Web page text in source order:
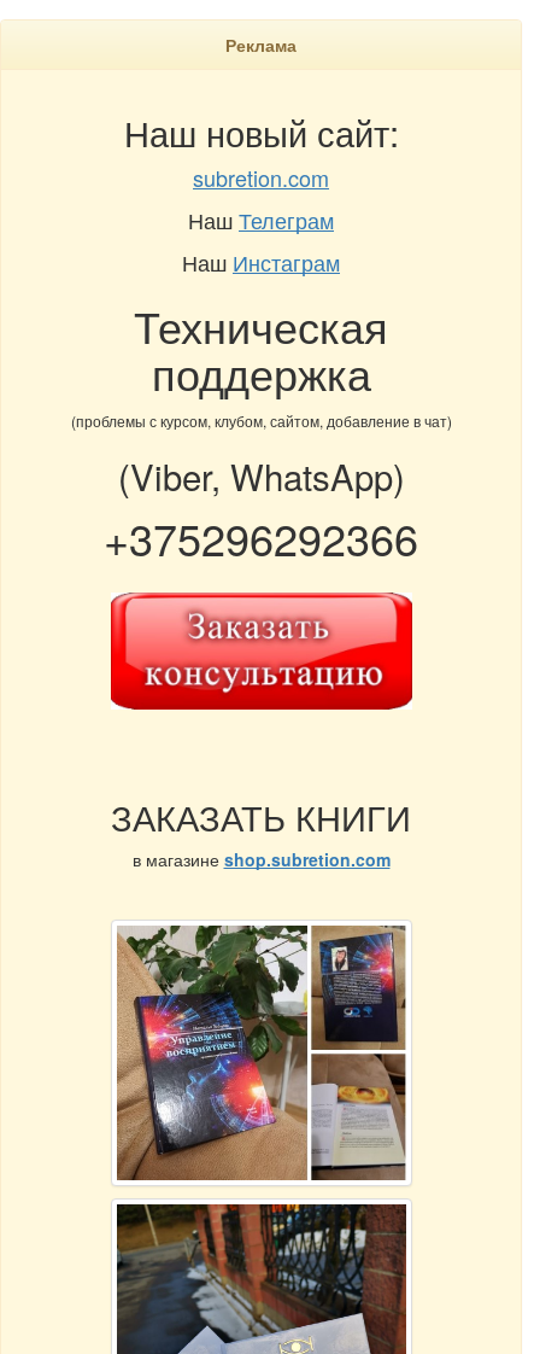
Реклама
Наш новый сайт:
subretion.com
НашТелеграм
Наш Инстаграм
Техническая
поддержка
(проблемы с курсом, клубом, сайтом, добавление в чат)
(Viber, WhatsApp)
+375296292366
ЗАКАЗАТЬ КНИГИ
в магазине shop.subretion.com